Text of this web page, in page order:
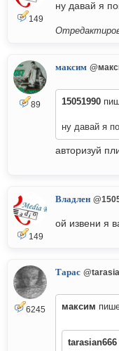
149
ну давай я
89
максим
15051990
ну давай я
авторизуй
149
Владлен
ой извени я
6245
Тарас
максим
tarasian666